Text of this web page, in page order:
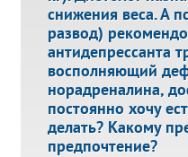
снижения веса. А
развод)
антидепрессанта
восполняющий
норадреналина,
постоянно хочу
делать? Какому
предпочтение?